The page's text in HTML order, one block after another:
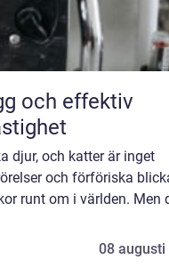
djur, och katter är inget
och förföriska
runt om i världen. Men
08 augusti